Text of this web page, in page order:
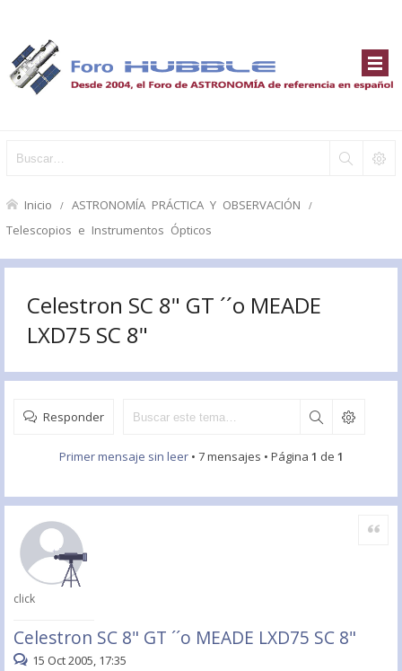
Inicio ASTRONOMÍA PRÁCTICA Y OBSERVACIÓN
Telescopios e Instrumentos Ópticos
Celestron SC 8" GT ´´o MEADE
LXD75 SC 8"
Responder
Primer mensaje sin leer• 7 mensajes • Página 1 de 1
click
Celestron SC 8" GT ´´o MEADE LXD75 SC 8"
Citar
15 Oct 2005, 17:35